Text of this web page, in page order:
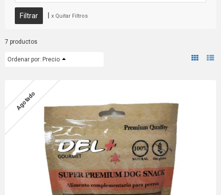
| x Quitar Filtros
7 productos
Ordenar por: Precio
Agotado